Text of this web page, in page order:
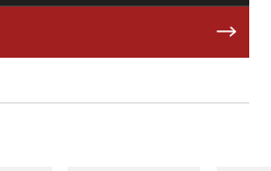
sono prime Padova e la